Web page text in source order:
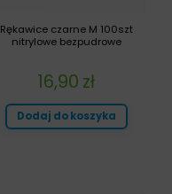
Rękawice czarne M 100szt
nitrylowe bezpudrowe
16,90 zł
Dodaj do koszyka